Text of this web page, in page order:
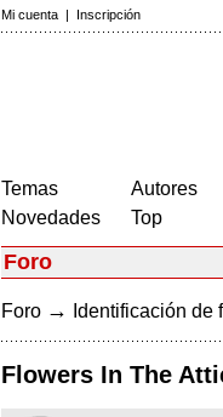
Mi cuenta | Inscripción
Temas
Novedades
Autores
Top
Foro
Foro → Identificación de
Flowers In The